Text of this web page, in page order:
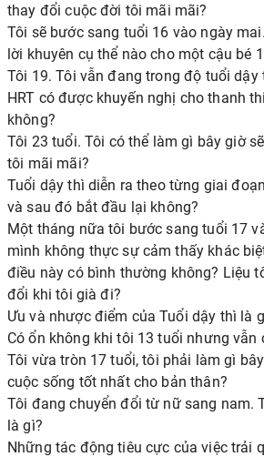
thay đổi cuộc đời tôi mãi mãi?
Tôi sẽ bước sang tuổi 16 vào ngày
lời khuyên cụ thể nào cho một cậu bé
Tôi 19. Tôi vẫn đang trong độ tuổi dậy
HRT có được khuyến nghị cho thanh
không?
Tôi 23 tuổi. Tôi có thể làm gì bây giờ
tôi mãi mãi?
Tuổi dậy thì diễn ra theo từng giai
và sau đó bắt đầu lại không?
Một tháng nữa tôi bước sang tuổi 17
mình không thực sự cảm thấy khác
điều này có bình thường không? Liệu
đổi khi tôi già đi?
Ưu và nhược điểm của Tuổi dậy thì là
Có ổn không khi tôi 13 tuổi nhưng vẫn
Tôi vừa tròn 17 tuổi, tôi phải làm gì
cuộc sống tốt nhất cho bản thân?
Tôi đang chuyển đổi từ nữ sang nam.
là gì?
Những tác động tiêu cực của việc trải